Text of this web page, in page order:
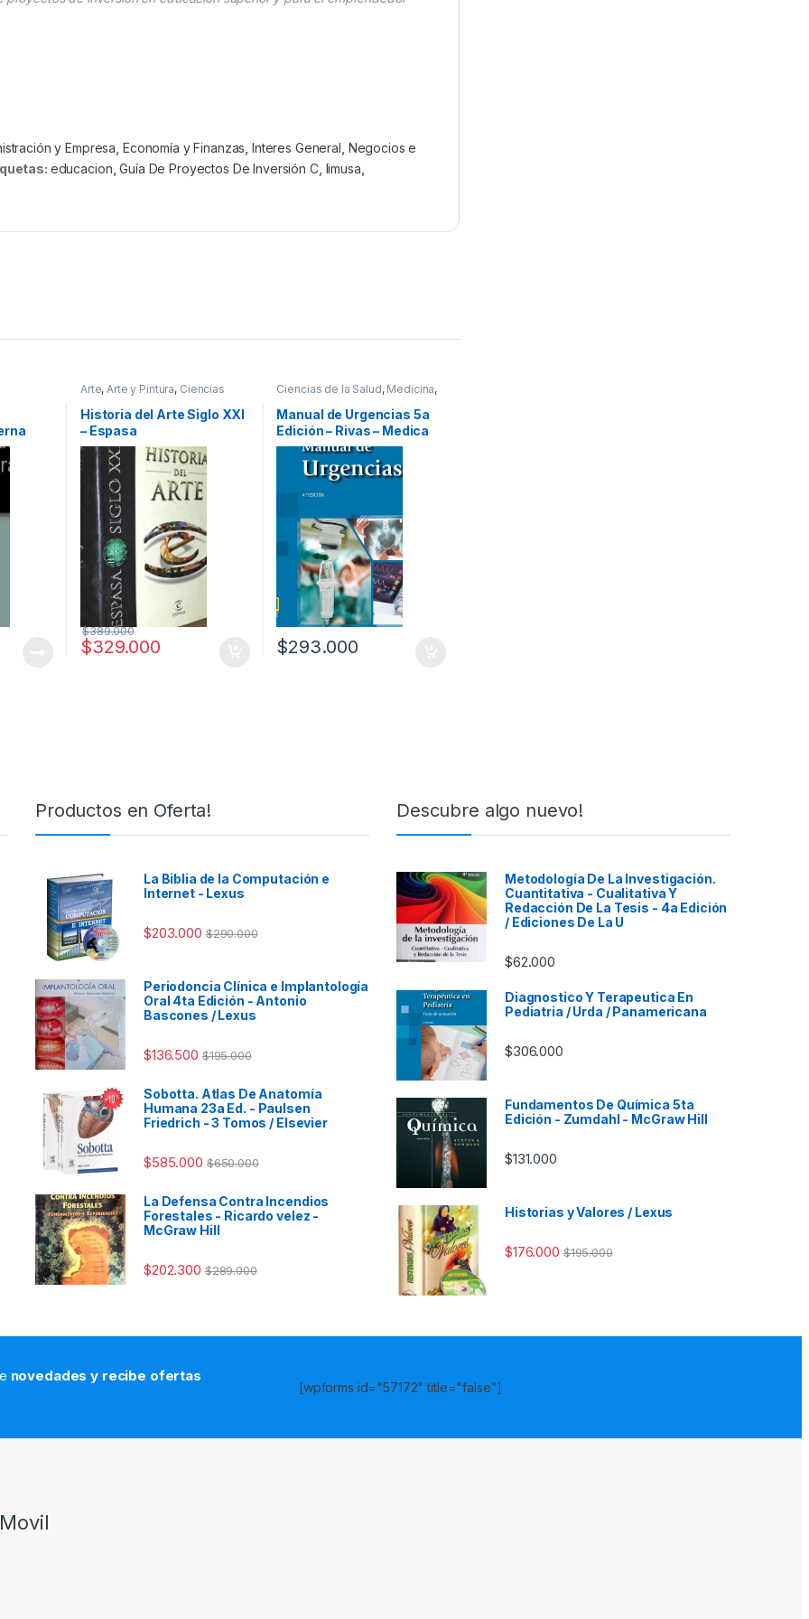
y Empresa Economía y Finanzas Interes General Negocios e
educacion ,Guía De Proyectos De Inversión C, limusa
Arte,Arte y Pintura, Ciencias
Dibujo y Escultura
Historia,Historia del Arte,
Profesionales y tecnicos
Historia del Arte Siglo XXI
– Espasa
$329.000
$389.000
Ciencias de la Salud, Medicina,
Manual de Urgencias 5a
Edición – Rivas – Medica
Panamericana
$293.000
Productos en Oferta!
La Biblia de la Computación e
Internet - Lexus
$203.000 $290.000
Periodoncia Clínica e Implantología
Oral 4ta Edición - Antonio
Bascones / Lexus
$136.500 $195.000
Sobotta. Atlas De Anatomía
Humana 23a Ed. - Paulsen
Friedrich - 3 Tomos / Elsevier
$585.000 $650.000
La Defensa Contra Incendios
Forestales - Ricardo velez -
McGraw Hill
$202.300 $289.000
Descubre algo nuevo!
Metodología De La Investigación.
Cuantitativa - Cualitativa Y
Redacción De La Tesis - 4a Edición
/ Ediciones De La U
$62.000
Diagnostico Y Terapeutica En
Pediatria / Urda / Panamericana
$306.000
Fundamentos De Química 5ta
Edición - Zumdahl - McGraw Hill
$131.000
Historias y Valores / Lexus
$176.000 $195.000
novedades y recibe ofertas
[wpforms id="57172" title="false"]